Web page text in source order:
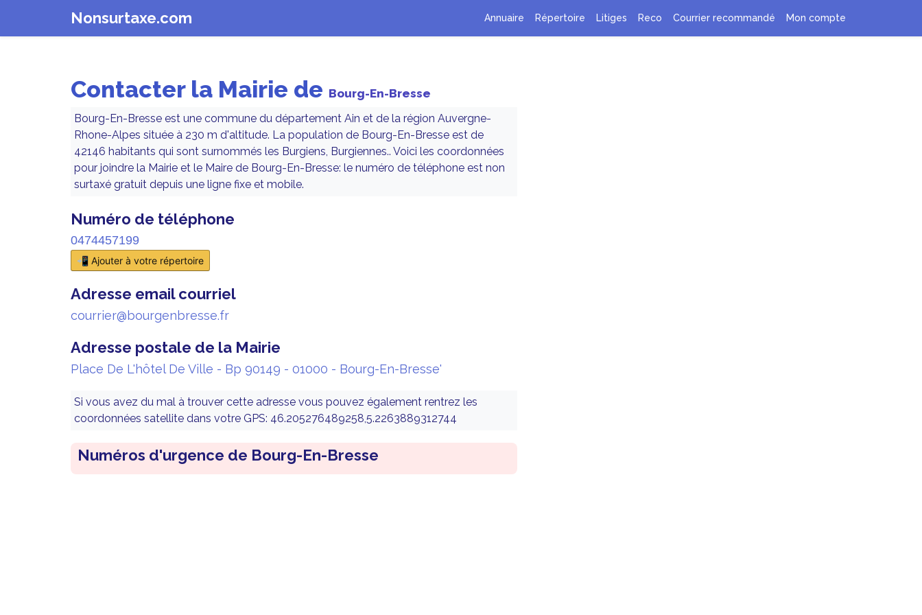
Nonsurtaxe.com Annuaire Répertoire Litiges Reco Courrier recommandé Mon compte
Contacter la Mairie de Bourg-En-Bresse
Bourg-En-Bresse est une commune du département Ain et de la région Auvergne-
Rhone-Alpes située à 230 m d'altitude. La population de Bourg-En-Bresse est de
42146 habitants qui sont surnommés les Burgiens, Burgiennes.. Voici les coordonnées
pour joindre la Mairie et le Maire de Bourg-En-Bresse: le numéro de téléphone est non
surtaxé gratuit depuis une ligne fixe et mobile.
Numéro de téléphone
0474457199
📲 Ajouter à votre répertoire
Adresse email courriel
courrier@bourgenbresse.fr
Adresse postale de la Mairie
Place De L'hôtel De Ville - Bp 90149 - 01000 - Bourg-En-Bresse'
Si vous avez du mal à trouver cette adresse vous pouvez également rentrez les
coordonnées satellite dans votre GPS: 46.205276489258,5.2263889312744
Numéros d'urgence de Bourg-En-Bresse